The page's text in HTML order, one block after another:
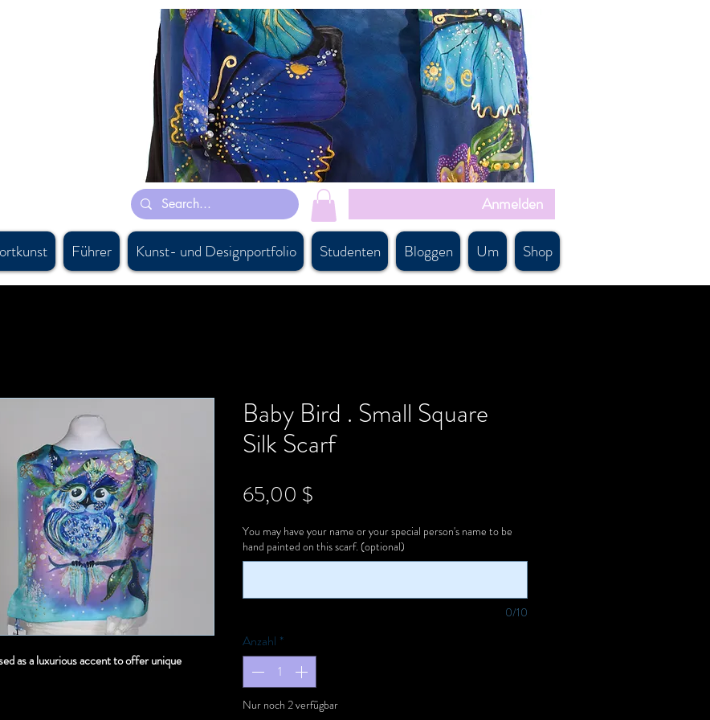
Anmelden
Führer Kunst- und Designportfolio Studenten Bloggen Um Shop
as a luxurious accent to offer unique
Baby Bird . Small Square
Silk Scarf
65,00 $
You may have your name or your special person's name to be
hand painted on this scarf. (optional)
0/10
Anzahl *
Nur noch 2 verfügbar